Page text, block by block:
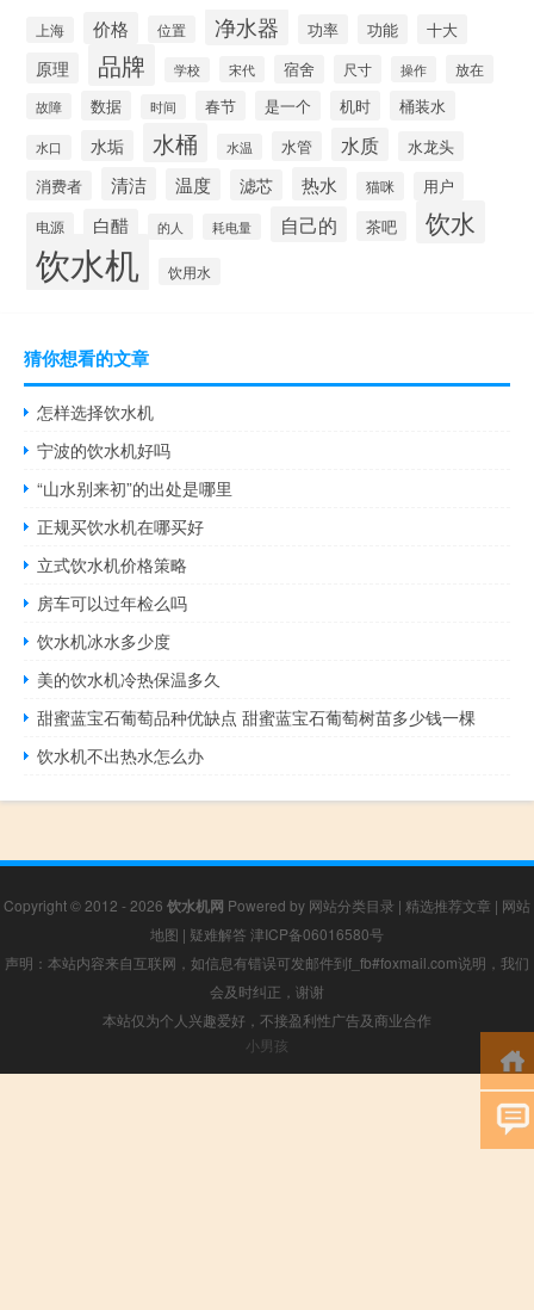
上海 价格 位置 净水器 功率 功能 十大
原理 品牌 学校 宋代 宿舍 尺寸 操作 放在
故障 数据 时间 春节 是一个 机时 桶装水
水口 水垢 水桶 水温 水管 水质
水龙头
消费者
清洁 温度 滤芯 热水 猫咪 用户
电源 白醋 的人 耗电量 自己的 茶吧 饮水
饮水机 饮用水
猜你想看的文章
怎样选择饮水机
宁波的饮水机好吗
“山水别来初”的出处是哪里
正规买饮水机在哪买好
立式饮水机价格策略
房车可以过年检么吗
饮水机冰水多少度
美的饮水机冷热保温多久
甜蜜蓝宝石葡萄品种优缺点 甜蜜蓝宝石葡萄树苗多少钱一棵
饮水机不出热水怎么办
Copyright © 2012 - 2026 饮水机网 Powered by 网站分类目录 | 精选推荐文章 | 网站
地图 | 疑难解答 津ICP备06016580号
声明：本站内容来自互联网，如信息有错误可发邮件到f_fb#foxmail.com说明，我们
会及时纠正，谢谢
本站仅为个人兴趣爱好，不接盈利性广告及商业合作
小男孩